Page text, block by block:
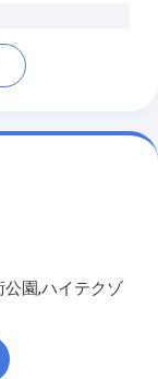
園,ハイテクゾ